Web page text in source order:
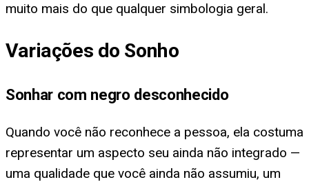
muito mais do que qualquer simbologia geral.
Variações do Sonho
Sonhar com negro desconhecido
Quando você não reconhece a pessoa, ela costuma
representar um aspecto seu ainda não integrado —
uma qualidade que você ainda não assumiu, um